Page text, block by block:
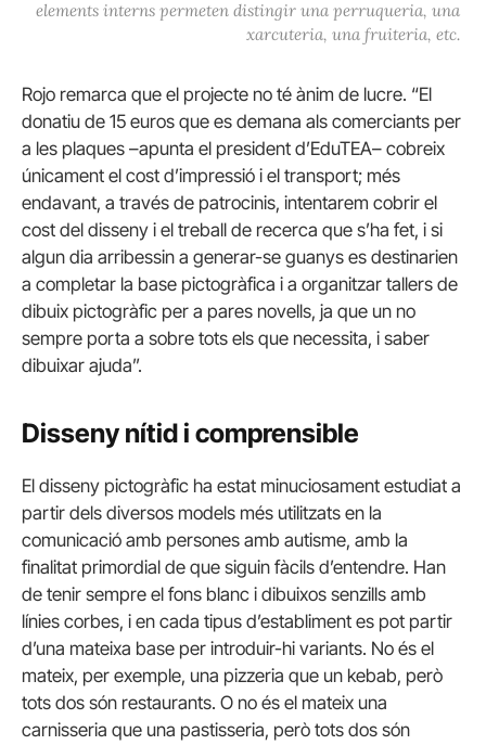
elements interns permeten distingir una perruqueria, una
xarcuteria, una fruiteria, etc.
Rojo remarca que el projecte no té ànim de lucre. “El
donatiu de 15 euros que es demana als comerciants per
a les plaques –apunta el president d’EduTEA– cobreix
únicament el cost d’impressió i el transport; més
endavant, a través de patrocinis, intentarem cobrir el
cost del disseny i el treball de recerca que s’ha fet, i si
algun dia arribessin a generar-se guanys es destinarien
a completar la base pictogràfica i a organitzar tallers de
dibuix pictogràfic per a pares novells, ja que un no
sempre porta a sobre tots els que necessita, i saber
dibuixar ajuda”.
Disseny nítid i comprensible
El disseny pictogràfic ha estat minuciosament estudiat a
partir dels diversos models més utilitzats en la
comunicació amb persones amb autisme, amb la
finalitat primordial de que siguin fàcils d’entendre. Han
de tenir sempre el fons blanc i dibuixos senzills amb
línies corbes, i en cada tipus d’establiment es pot partir
d’una mateixa base per introduir-hi variants. No és el
mateix, per exemple, una pizzeria que un kebab, però
tots dos són restaurants. O no és el mateix una
carnisseria que una pastisseria, però tots dos són